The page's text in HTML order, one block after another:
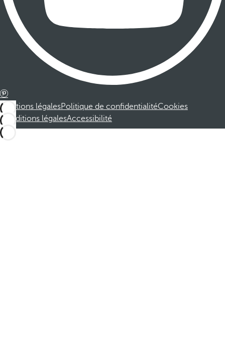
Mentions légalesPolitique de confidentialitéCookies
Conditions légalesAccessibilité